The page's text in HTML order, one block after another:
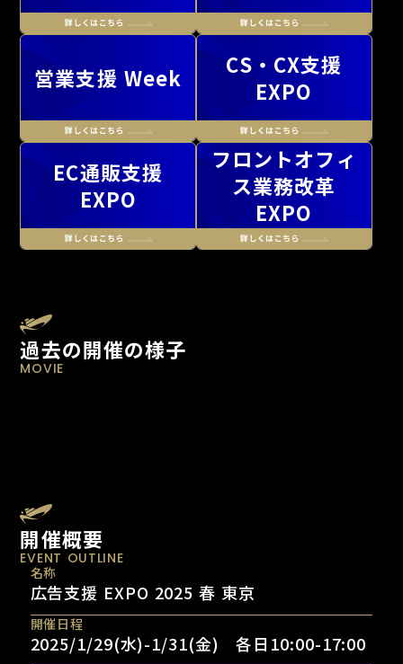
営業支援 Week
CS・CX支援
EXPO
EC通販支援
EXPO
フロントオフィ
ス業務改革
EXPO
過去の開催の様子
MOVIE
開催概要
EVENT OUTLINE
名称
広告支援 EXPO 2025 春 東京
開催日程
2025/1/29(水)-1/31(金) 各日10:00-17:00